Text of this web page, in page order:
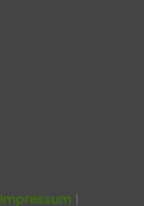
Impressum |